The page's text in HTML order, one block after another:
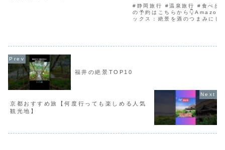
#静岡旅行 #温泉旅行 #食べ歩
の予約はこちらから👇Amazon
ックス：絶景を酒のつまみにし
福井の絶景TOP10
京都おすすめ旅【何度行っても楽しめる人気
観光地】